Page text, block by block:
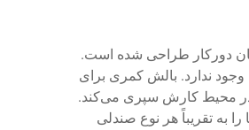
دورکار طراحی شده است.
ندارد. بالش کمری برای
در محیط کارش سپری می‌کند.
به تقریباً هر نوع صندلی